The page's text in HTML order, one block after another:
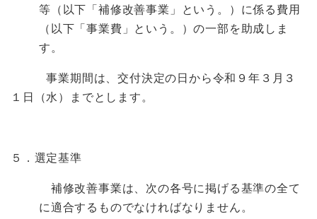
等（以下「補修改善事業」という。）に係る費用
（以下「事業費」という。）の一部を助成しま
す。
事業期間は、交付決定の日から令和９年３月３
１日（水）までとします。
５．選定基準
補修改善事業は、次の各号に掲げる基準の全て
に適合するものでなければなりません。